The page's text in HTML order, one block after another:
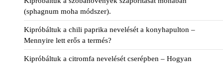
(sphagnum moha módszer).
Kipróbáltuk a chili paprika nevelését a konyhapulton –
Mennyire lett erős a termés?
Kipróbáltuk a citromfa nevelését cserépben – Hogyan